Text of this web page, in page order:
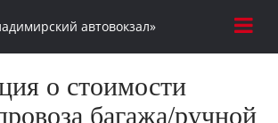
автовокзал»
о стоимости
багажа/ручной